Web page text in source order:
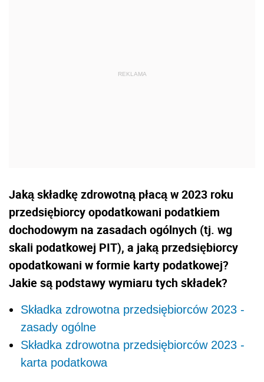
Jaką składkę zdrowotną płacą w 2023 roku
przedsiębiorcy opodatkowani podatkiem
dochodowym na zasadach ogólnych (tj. wg
skali podatkowej PIT), a jaką przedsiębiorcy
opodatkowani w formie karty podatkowej?
Jakie są podstawy wymiaru tych składek?
Składka zdrowotna przedsiębiorców 2023 -
zasady ogólne
Składka zdrowotna przedsiębiorców 2023 -
karta podatkowa